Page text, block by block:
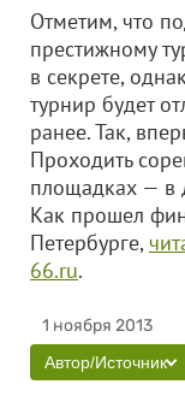
Отметим, что
престижному
в секрете,
турнир будет
ранее. Так,
Проходить
площадках — в
Как прошел
Петербурге,
66.ru.
1 ноября 2013
Автор/Источник